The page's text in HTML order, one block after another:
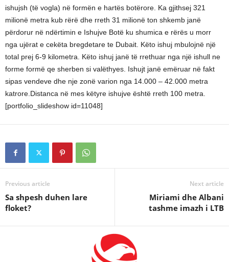
ishujsh (të vogla) në formën e hartës botërore. Ka gjithsej 321
milionë metra kub rërë dhe rreth 31 milionë ton shkemb janë
përdorur në ndërtimin e Ishujve Botë ku shumica e rërës u morr
nga ujërat e cekëta bregdetare te Dubait. Këto ishuj mbulojnë një
total prej 6-9 kilometra. Këto ishuj janë të rrethuar nga një ishull ne
forme formë qe sherben si valëthyes. Ishujt janë emëruar në fakt
sipas vendeve dhe nje zonë varion nga 14.000 – 42.000 metra
katrore.Distanca në mes këtyre ishujve është rreth 100 metra.
[portfolio_slideshow id=11048]
Previous article
Sa shpesh duhen lare
floket?
Next article
Miriami dhe Albani
tashme imazh i LTB